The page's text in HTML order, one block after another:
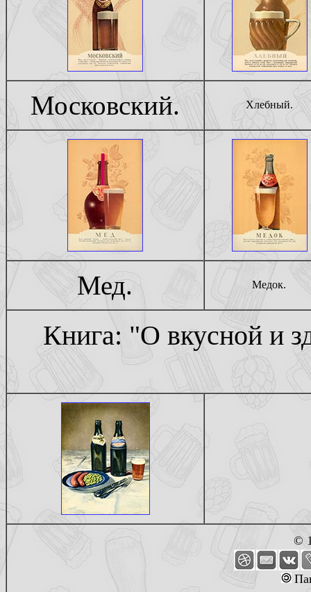
Московский. Хлебный.
Мед. Медок.
Книга: "О вкусной и
©